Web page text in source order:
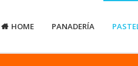
HOME PANADERÍA